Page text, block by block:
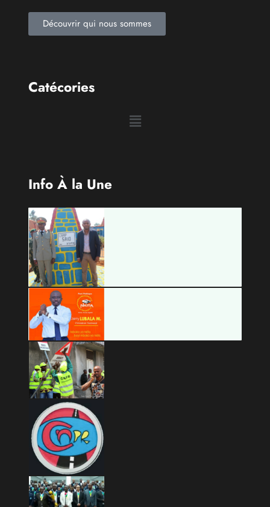
Découvrir qui nous sommes
Catécories
Info À la Une